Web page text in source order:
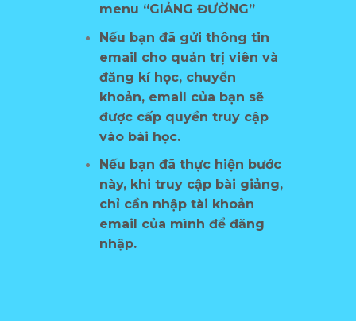
menu “GIẢNG ĐƯỜNG”
Nếu bạn đã gửi thông tin
email cho quản trị viên và
đăng kí học, chuyển
khoản, email của bạn sẽ
được cấp quyền truy cập
vào bài học.
Nếu bạn đã thực hiện bước
này, khi truy cập bài giảng,
chỉ cần nhập tài khoản
email của mình để đăng
nhập.